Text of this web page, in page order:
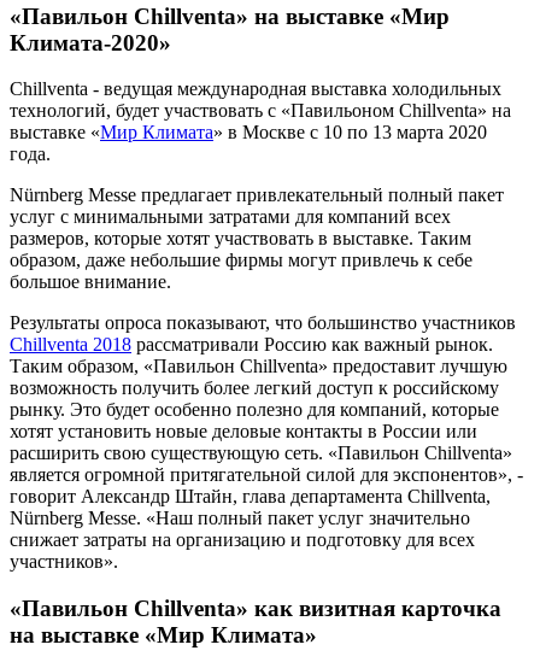
«Павильон Chillventa» на выставке «Мир
Климата-2020»
Chillventa - ведущая международная выставка холодильных
технологий, будет участвовать с «Павильоном Chillventa» на
выставке «Мир Климата» в Москве с 10 по 13 марта 2020
года.
Nürnberg Messe предлагает привлекательный полный пакет
услуг с минимальными затратами для компаний всех
размеров, которые хотят участвовать в выставке. Таким
образом, даже небольшие фирмы могут привлечь к себе
большое внимание.
Результаты опроса показывают, что большинство участников
Chillventa 2018 рассматривали Россию как важный рынок.
Таким образом, «Павильон Chillventa» предоставит лучшую
возможность получить более легкий доступ к российскому
рынку. Это будет особенно полезно для компаний, которые
хотят установить новые деловые контакты в России или
расширить свою существующую сеть. «Павильон Chillventa»
является огромной притягательной силой для экспонентов», -
говорит Александр Штайн, глава департамента Chillventa,
Nürnberg Messe. «Наш полный пакет услуг значительно
снижает затраты на организацию и подготовку для всех
участников».
«Павильон Chillventa» как визитная карточка
на выставке «Мир Климата»